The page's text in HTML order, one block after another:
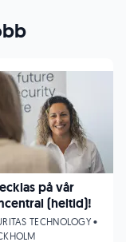
på vår
(heltid)!
TECHNOLOGY •